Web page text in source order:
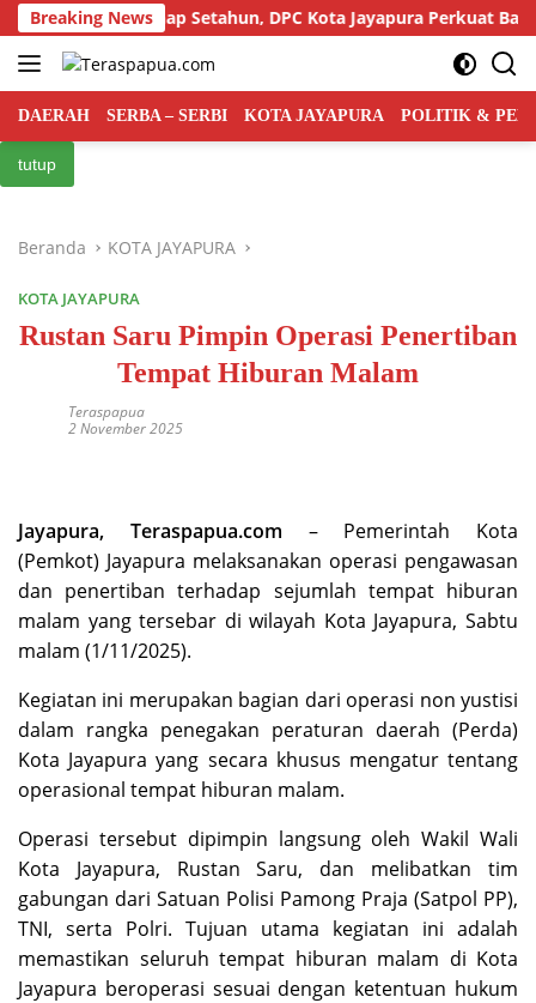
Langsung
ke
konten
Breaking News
Genap Setahun, DPC Kota Jayapura Perkuat Basis dan
DAERAH SERBA – SERBI KOTA JAYAPURA POLITIK &
tutup
Beranda KOTA JAYAPURA
KOTA JAYAPURA
Rustan Saru Pimpin Operasi Penertiban
Tempat Hiburan Malam
Teraspapua
2 November 2025
Jayapura, Teraspapua.com – Pemerintah Kota
(Pemkot) Jayapura melaksanakan operasi pengawasan
dan penertiban terhadap sejumlah tempat hiburan
malam yang tersebar di wilayah Kota Jayapura, Sabtu
malam (1/11/2025).
Kegiatan ini merupakan bagian dari operasi non yustisi
dalam rangka penegakan peraturan daerah (Perda)
Kota Jayapura yang secara khusus mengatur tentang
operasional tempat hiburan malam.
Operasi tersebut dipimpin langsung oleh Wakil Wali
Kota Jayapura, Rustan Saru, dan melibatkan tim
gabungan dari Satuan Polisi Pamong Praja (Satpol PP),
TNI, serta Polri. Tujuan utama kegiatan ini adalah
memastikan seluruh tempat hiburan malam di Kota
Jayapura beroperasi sesuai dengan ketentuan hukum